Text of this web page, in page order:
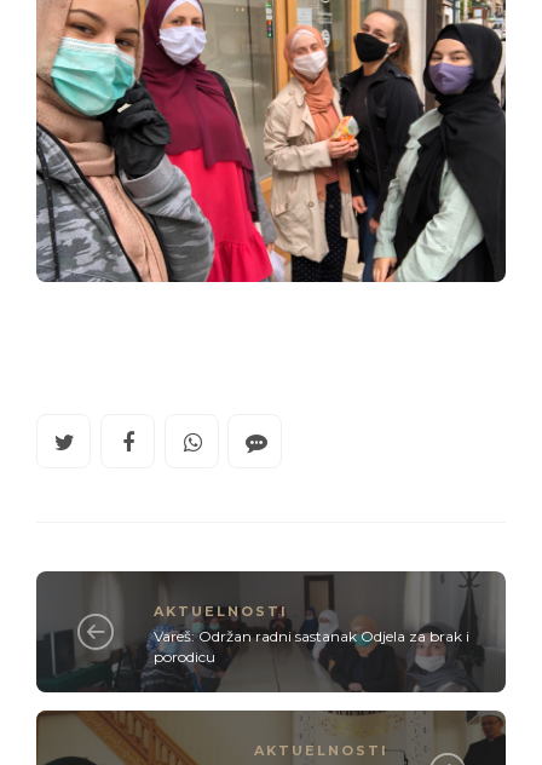
AKTUELNOSTI
Vareš: Održan radni sastanak Odjela za brak i
porodicu
AKTUELNOSTI